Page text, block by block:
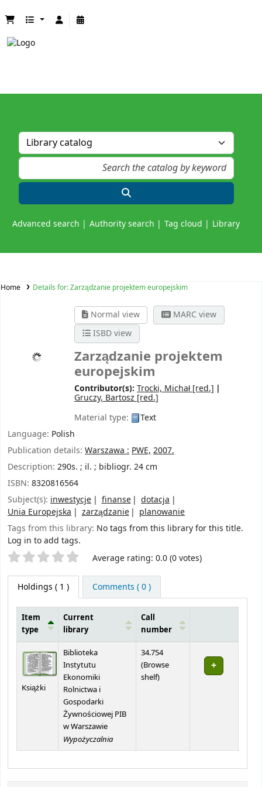
Advanced search Authority search Tag cloud Library
Home Details for:Zarządzanie projektem europejskim
Normal view
MARC view
ISBD view
Zarządzanie projektem
europejskim
Contributor(s): Trocki, Michał [red.]
Gruczy, Bartosz [red.]
Material type:
Text
Language: Polish
Publication details: Warszawa : PWE, 2007.
Description: 290s. ; il. ; bibliogr. 24 cm
ISBN: 8320816564
Subject(s): inwestycje finanse
dotacja
Unia Europejska
zarządzanie
planowanie
Tags from this library: No tags from this library for this title.
Log in to add tags.
Star ratings Average rating: 0.0 (0 votes)
Holdings ( 1 ) Comments ( 0 )
Item
type
Current
library
Call
number
Książki
Biblioteka
Instytutu
Ekonomiki
Rolnictwa i
Gospodarki
Żywnościowej PIB
w Warszawie
Wypożyczalnia
34.754
(Browse
shelf(Opens below)
)